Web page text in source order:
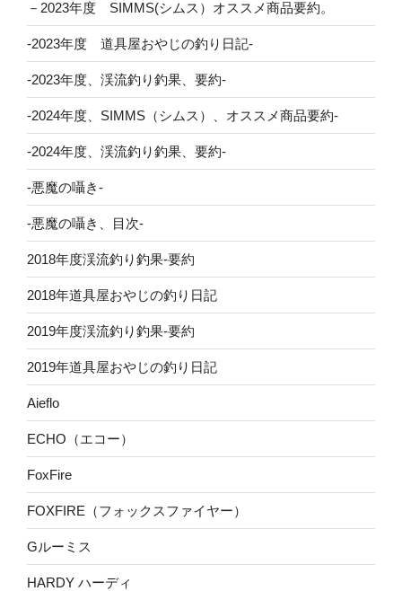
－2023年度 SIMMS(シムス）オススメ商品要約。
-2023年度 道具屋おやじの釣り日記-
-2023年度、渓流釣り釣果、要約-
-2024年度、SIMMS（シムス）、オススメ商品要約-
-2024年度、渓流釣り釣果、要約-
-悪魔の囁き-
-悪魔の囁き、目次-
2018年度渓流釣り釣果-要約
2018年道具屋おやじの釣り日記
2019年度渓流釣り釣果-要約
2019年道具屋おやじの釣り日記
Aieflo
ECHO（エコー）
FoxFire
FOXFIRE（フォックスファイヤー）
Gルーミス
HARDY ハーディ